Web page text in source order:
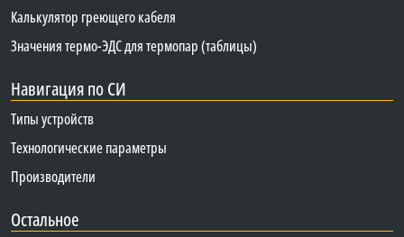
Калькулятор греющего кабеля
Значения термо-ЭДС для термопар (таблицы)
Навигация по СИ
Типы устройств
Технологические параметры
Производители
Остальное